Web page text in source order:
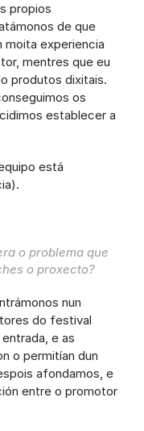
propios
de que
moita experiencia
mentres que eu
produtos dixitais.
os
establecer a
está
o problema que
o proxecto?
nun
do festival
e as
o permitían dun
afondamos, e
entre o promotor